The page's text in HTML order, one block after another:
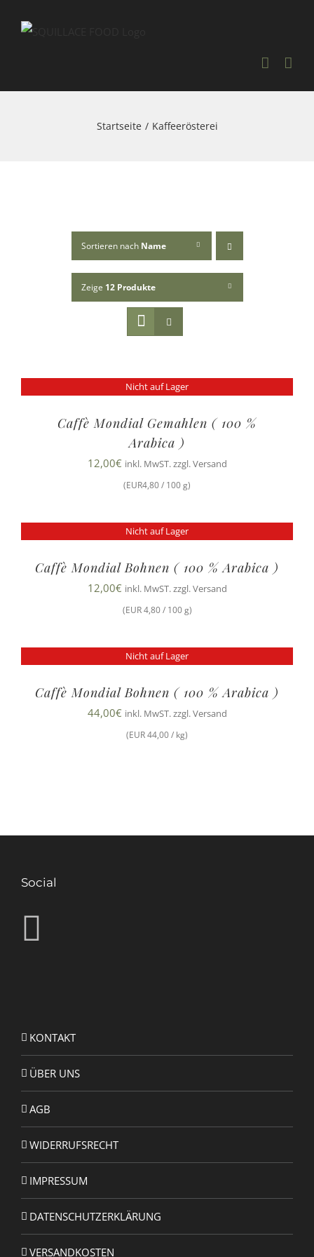
Startseite Kaffeerösterei
Sortieren nach Name
Zeige 12 Produkte
Nicht auf Lager
Caffè Mondial Gemahlen ( 100 %
Arabica )
12,00€ inkl. MwST. zzgl. Versand
(EUR4,80 / 100 g)
Nicht auf Lager
Caffè Mondial Bohnen ( 100 % Arabica )
12,00€ inkl. MwST. zzgl. Versand
(EUR 4,80 / 100 g)
Nicht auf Lager
Caffè Mondial Bohnen ( 100 % Arabica )
44,00€ inkl. MwST. zzgl. Versand
(EUR 44,00 / kg)
Social
KONTAKT
ÜBER UNS
AGB
WIDERRUFSRECHT
IMPRESSUM
DATENSCHUTZERKLÄRUNG
VERSANDKOSTEN